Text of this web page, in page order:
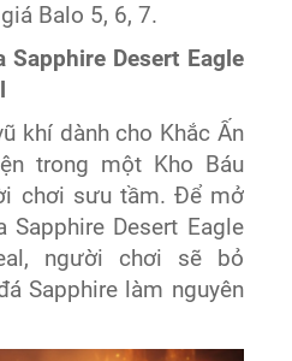
Balo 5, 6, 7.
Sapphire Desert Eagle
khí dành cho Khắc Ấn
trong một Kho Báu
chơi sưu tầm. Để mở
Sapphire Desert Eagle
người chơi sẽ bỏ
Sapphire làm nguyên